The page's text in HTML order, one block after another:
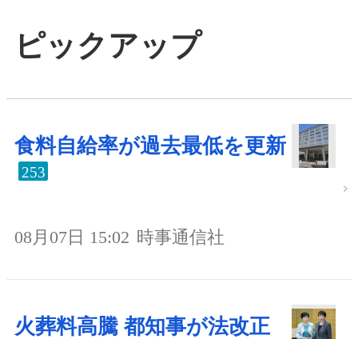
ピックアップ
食料自給率が過去最低を更新
253
08月07日 15:02 時事通信社
火葬料高騰 都知事が法改正